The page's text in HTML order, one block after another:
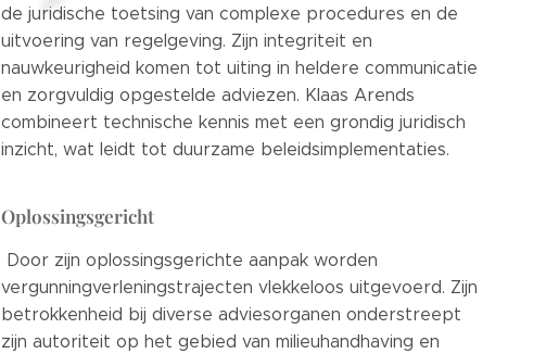
de juridische toetsing van complexe procedures en de
uitvoering van regelgeving. Zijn integriteit en
nauwkeurigheid komen tot uiting in heldere communicatie
en zorgvuldig opgestelde adviezen. Klaas Arends
combineert technische kennis met een grondig juridisch
inzicht, wat leidt tot duurzame beleidsimplementaties.
Oplossingsgericht
Door zijn oplossingsgerichte aanpak worden
vergunningverleningstrajecten vlekkeloos uitgevoerd. Zijn
betrokkenheid bij diverse adviesorganen onderstreept
zijn autoriteit op het gebied van milieuhandhaving en